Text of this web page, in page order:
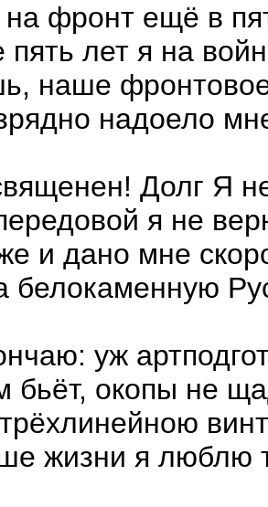
фронт ещё в
пять лет я на
наше
надоело
Долг Я
я не
и дано мне
белокаменную
уж
бьёт, окопы не
жизни я люблю